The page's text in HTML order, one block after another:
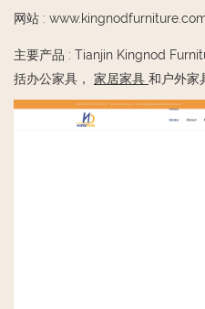
网站 :
主要产品 : Tianjin Kingnod
括办公家具， 家居家具 和户外家